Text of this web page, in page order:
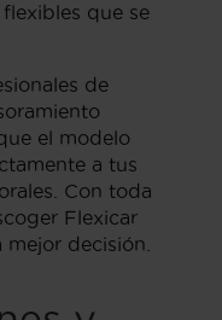
que se
de
el modelo
a tus
Con toda
Flexicar
decisión.